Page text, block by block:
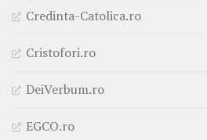
Credinta-Catolica.ro
Cristofori.ro
DeiVerbum.ro
EGCO.ro